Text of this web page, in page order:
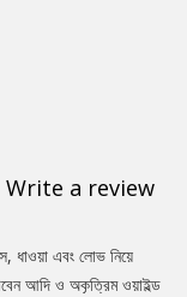
Write a review
ধাওয়া এবং লোভ নিয়ে
আদি ও অকৃত্রিম ওয়াইল্ড